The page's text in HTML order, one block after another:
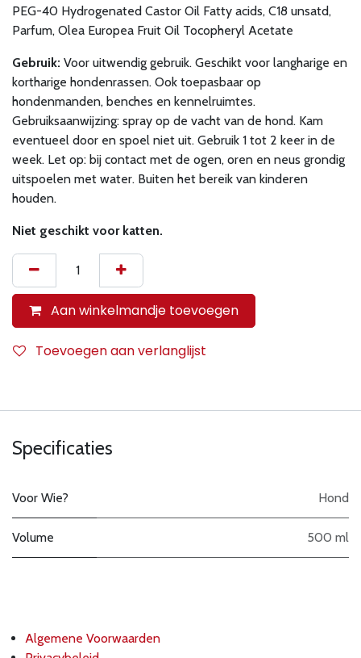
PEG-40 Hydrogenated Castor Oil Fatty acids, C18 unsatd,
Parfum, Olea Europea Fruit Oil Tocopheryl Acetate
Gebruik: Voor uitwendig gebruik. Geschikt voor langharige en
kortharige hondenrassen. Ook toepasbaar op
hondenmanden, benches en kennelruimtes.
Gebruiksaanwijzing: spray op de vacht van de hond. Kam
eventueel door en spoel niet uit. Gebruik 1 tot 2 keer in de
week. Let op: bij contact met de ogen, oren en neus grondig
uitspoelen met water. Buiten het bereik van kinderen
houden.
Niet geschikt voor katten.
Aan winkelmandje toevoegen
Toevoegen aan verlanglijst
Specificaties
Voor Wie? Hond
Volume 500 ml
Algemene Voorwaarden